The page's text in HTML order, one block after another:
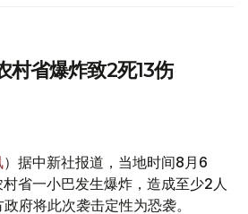
村省爆炸致2死13伤
）据中新社报道，当地时间8月6
省一小巴发生爆炸，造成至少2人
府将此次袭击定性为恐袭。